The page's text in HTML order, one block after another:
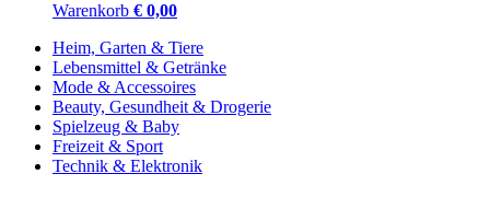
Warenkorb € 0,00
Heim, Garten & Tiere
Lebensmittel & Getränke
Mode & Accessoires
Beauty, Gesundheit & Drogerie
Spielzeug & Baby
Freizeit & Sport
Technik & Elektronik